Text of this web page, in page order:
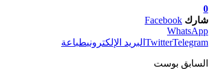
0
شارك Facebook
WhatsApp
TwitterTelegram البريد الإلكترونيطباعة
السابق بوست